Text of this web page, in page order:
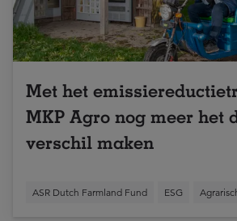
Met het
MKP Agro nog meer het
verschil maken
ASR Dutch Farmland Fund ESG